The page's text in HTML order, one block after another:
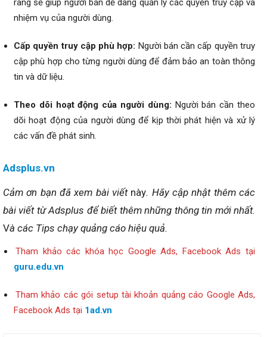
ràng sẽ giúp người bán dễ dàng quản lý các quyền truy cập và
nhiệm vụ của người dùng.
Cấp quyền truy cập phù hợp: Người bán cần cấp quyền truy
cập phù hợp cho từng người dùng để đảm bảo an toàn thông
tin và dữ liệu.
Theo dõi hoạt động của người dùng: Người bán cần theo
dõi hoạt động của người dùng để kịp thời phát hiện và xử lý
các vấn đề phát sinh.
Adsplus.vn
Cảm ơn bạn đã xem bài viết này. Hãy cập nhật thêm các
bài viết từ Adsplus để biết thêm những thông tin mới nhất.
Và các Tips chạy quảng cáo hiệu quả.
Tham khảo các khóa học Google Ads, Facebook Ads tại
guru.edu.vn
Tham khảo các gói setup tài khoản quảng cáo Google Ads,
Facebook Ads tại 1ad.vn